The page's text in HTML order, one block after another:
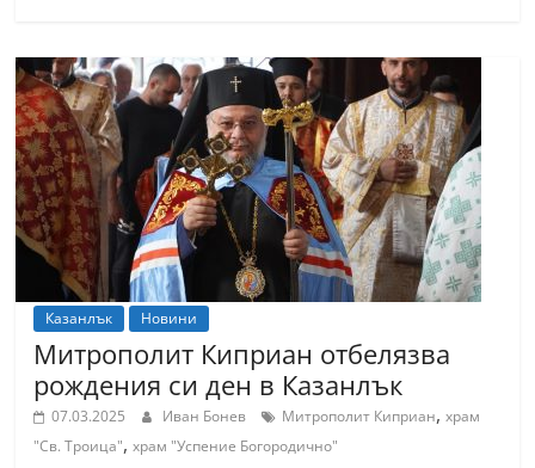
,
a
l
l
e
r
y
-
k
a
z
Казанлък Новини
Митрополит Киприан отбелязва
рождения си ден в Казанлък
07.03.2025 Иван Бонев Митрополит Киприан,храм
"Св. Троица",храм "Успение Богородично"